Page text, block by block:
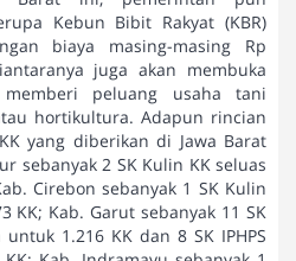
Kebun Bibit Rakyat (KBR)
biaya masing-masing Rp
juga akan membuka
peluang usaha tani
hortikultura. Adapun rincian
yang diberikan di Jawa Barat
sebanyak 2 SK Kulin KK seluas
Cirebon sebanyak 1 SK Kulin
KK; Kab. Garut sebanyak 11 SK
1.216 KK dan 8 SK IPHPS